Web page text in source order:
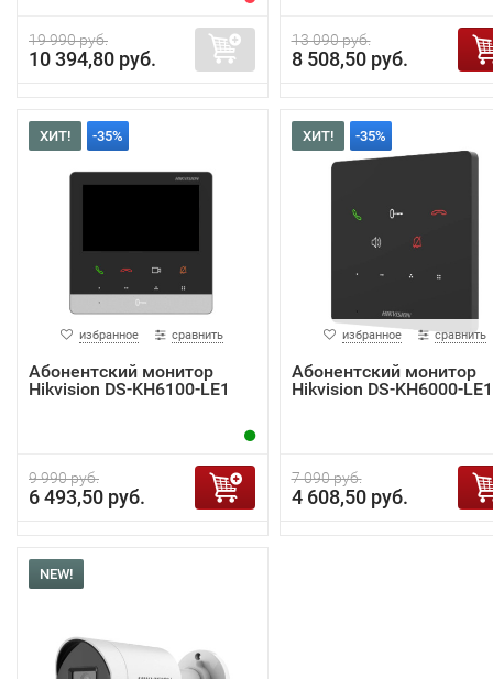
19 990 руб.
10 394,80 руб.
13 090 руб.
8 508,50 руб.
ХИТ! -35%
избранное сравнить
Абонентский монитор
Hikvision DS-KH6100-LE1
9 990 руб.
6 493,50 руб.
ХИТ! -35%
избранное сравнить
Абонентский монитор
Hikvision DS-KH6000-LE1
7 090 руб.
4 608,50 руб.
NEW!